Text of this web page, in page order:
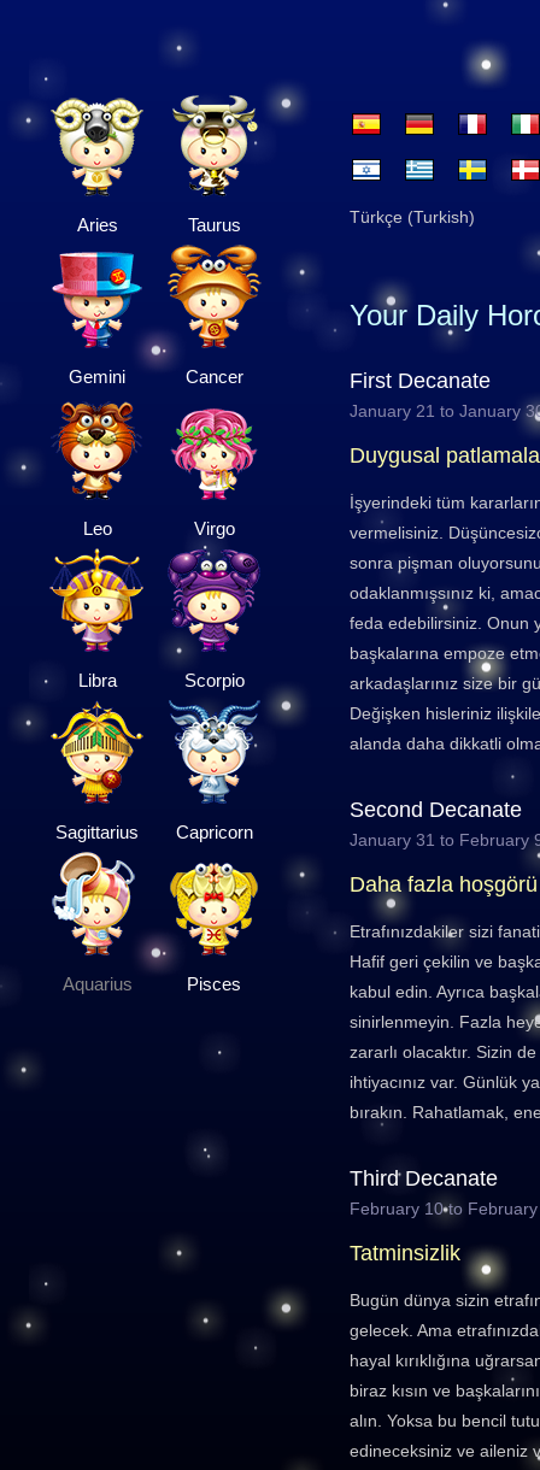
Aries Taurus
Gemini Cancer
Leo Virgo
Libra Scorpio
Sagittarius Capricorn
Aquarius Pisces
Türkçe (Turkish)
Your Daily
First Decanate
January 21 to January
Duygusal
İşyerindeki tüm
vermelisiniz.
sonra pişman
odaklanmışsınız ki,
feda edebilirsiniz. Onun
başkalarına empoze
arkadaşlarınız size bir
Değişken hisleriniz
alanda daha dikkatli
Second Decanate
January 31 to February
Daha fazla hoşgörü
Etrafınızdakiler sizi
Hafif geri çekilin ve
kabul edin. Ayrıca
sinirlenmeyin. Fazla
zararlı olacaktır. Sizin
ihtiyacınız var. Günlük
bırakın. Rahatlamak,
Third Decanate
February 10 to
Tatminsizlik
Bugün dünya sizin
gelecek. Ama
hayal kırıklığına
biraz kısın ve
alın. Yoksa bu bencil
edineceksiniz ve aileniz